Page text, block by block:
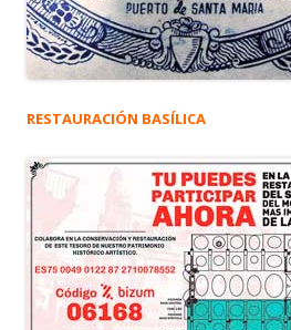
RESTAURACIÓN BASÍLICA